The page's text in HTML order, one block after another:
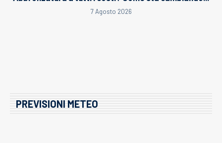
7 Agosto 2026
PREVISIONI METEO